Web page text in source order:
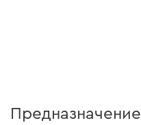
Предназначение